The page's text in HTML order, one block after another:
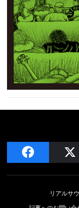
facebook
リアルサ